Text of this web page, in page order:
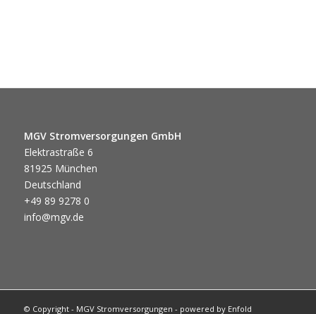
MGV Stromversorgungen GmbH
Elektrastraße 6
81925 München
Deutschland
+49 89 9278 0
info@mgv.de
© Copyright - MGV Stromversorgungen - powered by Enfold